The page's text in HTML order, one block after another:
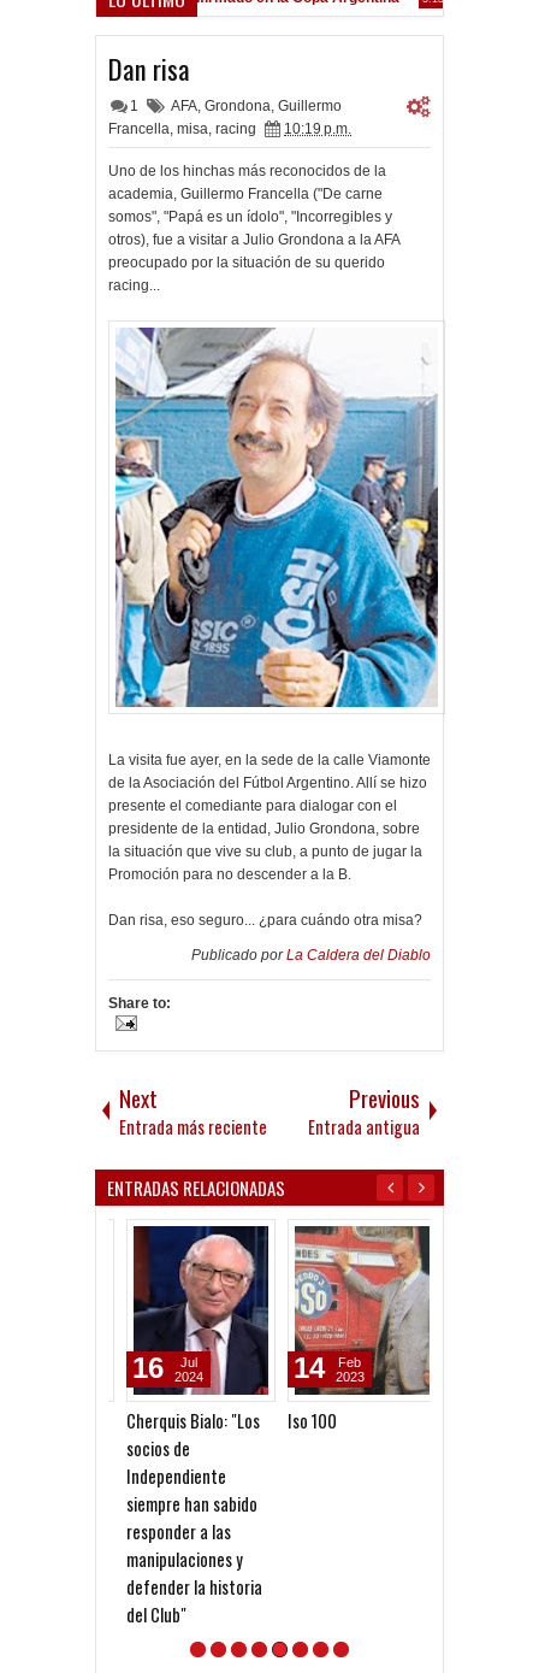
Dan risa
1 AFA, Grondona, Guillermo
Francella, misa, racing 10:19 p.m.
Uno de los hinchas más reconocidos de la
academia, Guillermo Francella ("De carne
somos", "Papá es un ídolo", "Incorregibles y
otros), fue a visitar a Julio Grondona a la AFA
preocupado por la situación de su querido
racing...
La visita fue ayer, en la sede de la calle Viamonte
de la Asociación del Fútbol Argentino. Allí se hizo
presente el comediante para dialogar con el
presidente de la entidad, Julio Grondona, sobre
la situación que vive su club, a punto de jugar la
Promoción para no descender a la B.
Dan risa, eso seguro... ¿para cuándo otra misa?
Publicado porLa Caldera del Diablo
Share to:
Next
Entrada más reciente
Previous
Entrada antigua
ENTRADAS RELACIONADAS
Cherquis Bialo: "Los
socios de
Independiente
siempre han sabido
responder a las
manipulaciones y
defender la historia
del Club"
16
Jul
2024
Iso 100
14
Feb
2023